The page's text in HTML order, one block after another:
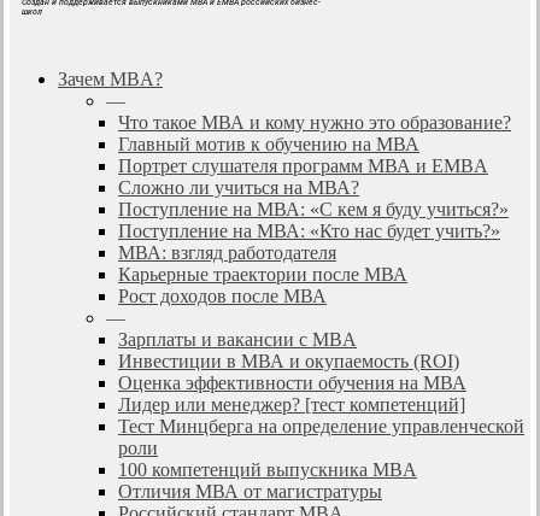
Создан и поддерживается выпускниками MBA и EMBA российских бизнес-
школ
search
Menu
Зачем MBA?
—
Что такое МВА и кому нужно это образование?
Главный мотив к обучению на МВА
Портрет слушателя программ МВА и EMBA
Сложно ли учиться на МВА?
Поступление на МВА: «С кем я буду учиться?»
Поступление на МВА: «Кто нас будет учить?»
МВА: взгляд работодателя
Карьерные траектории после МВА
Рост доходов после МВА
—
Зарплаты и вакансии с MBA
Инвестиции в МВА и окупаемость (ROI)
Оценка эффективности обучения на МВА
Лидер или менеджер? [тест компетенций]
Тест Минцберга на определение управленческой
роли
100 компетенций выпускника MBA
Отличия МВА от магистратуры